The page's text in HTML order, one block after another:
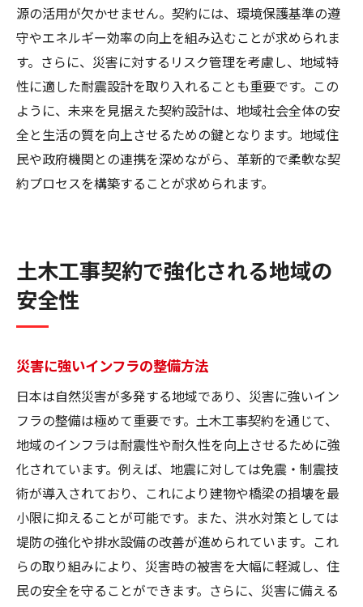
源の活用が欠かせません。契約には、環境保護基準の遵
守やエネルギー効率の向上を組み込むことが求められま
す。さらに、災害に対するリスク管理を考慮し、地域特
性に適した耐震設計を取り入れることも重要です。この
ように、未来を見据えた契約設計は、地域社会全体の安
全と生活の質を向上させるための鍵となります。地域住
民や政府機関との連携を深めながら、革新的で柔軟な契
約プロセスを構築することが求められます。
土木工事契約で強化される地域の
安全性
災害に強いインフラの整備方法
日本は自然災害が多発する地域であり、災害に強いイン
フラの整備は極めて重要です。土木工事契約を通じて、
地域のインフラは耐震性や耐久性を向上させるために強
化されています。例えば、地震に対しては免震・制震技
術が導入されており、これにより建物や橋梁の損壊を最
小限に抑えることが可能です。また、洪水対策としては
堤防の強化や排水設備の改善が進められています。これ
らの取り組みにより、災害時の被害を大幅に軽減し、住
民の安全を守ることができます。さらに、災害に備える